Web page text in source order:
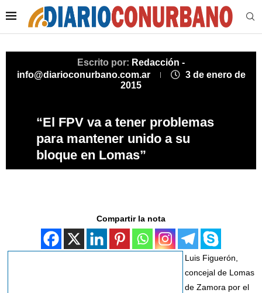
Escrito por: Redacción -
info@diarioconurbano.com.ar
3 de enero de
2015
“El FPV va a tener problemas
para mantener unido a su
bloque en Lomas”
Compartir la nota
Luis Figuerón,
concejal de Lomas
de Zamora por el